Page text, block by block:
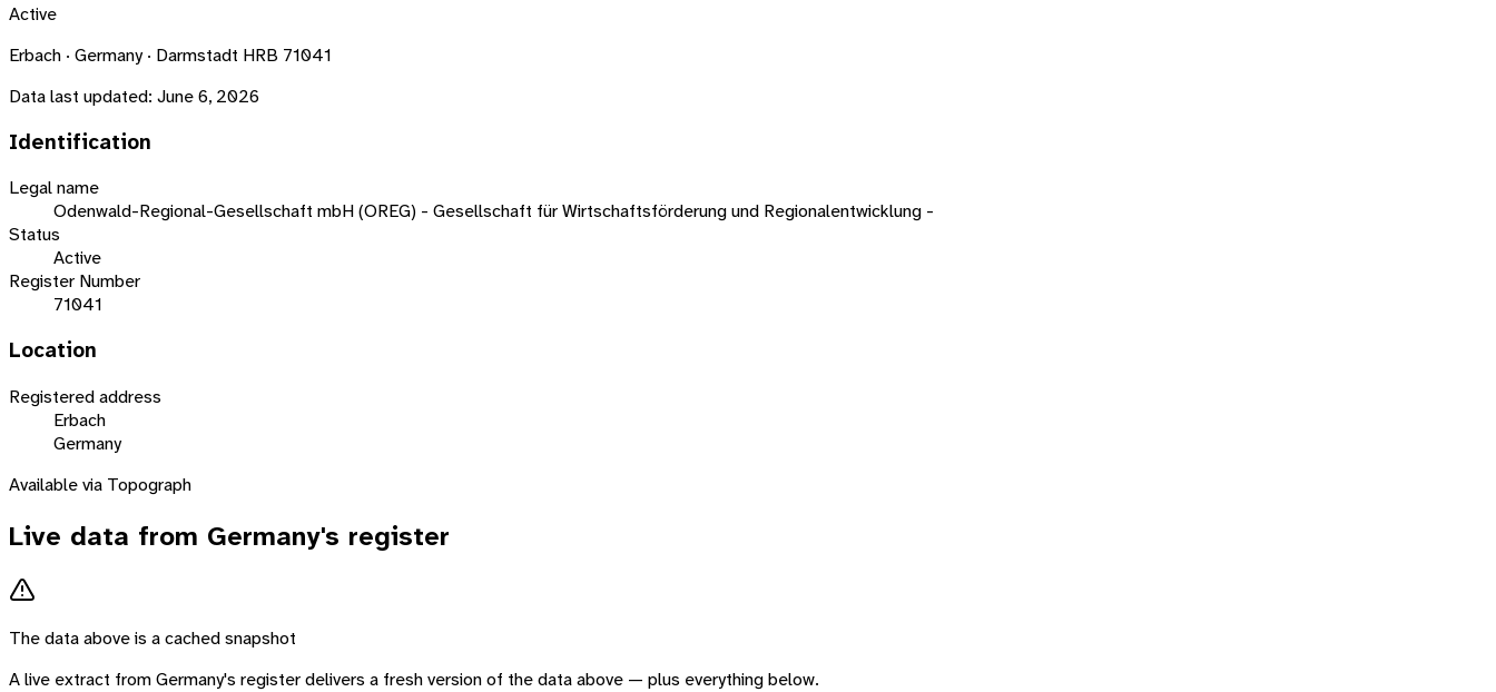
Active
Erbach · Germany · Darmstadt HRB 71041
Data last updated: June 6, 2026
Identification
Legal name
Odenwald-Regional-Gesellschaft mbH (OREG) - Gesellschaft für Wirtschaftsförderung und Regionalentwicklung -
Status
Active
Register Number
71041
Location
Registered address
Erbach
Germany
Available via Topograph
Live data from Germany's register
The data above is a cached snapshot
A live extract fromGermany's register delivers a fresh version of the data above — plus everything below.